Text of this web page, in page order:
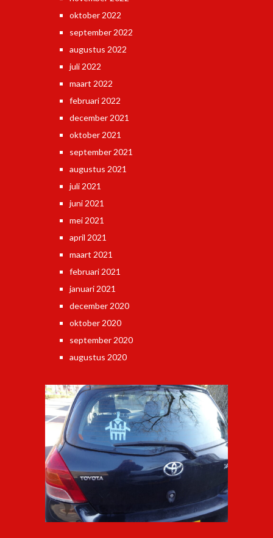
oktober 2022
september 2022
augustus 2022
juli 2022
maart 2022
februari 2022
december 2021
oktober 2021
september 2021
augustus 2021
juli 2021
juni 2021
mei 2021
april 2021
maart 2021
februari 2021
januari 2021
december 2020
oktober 2020
september 2020
augustus 2020